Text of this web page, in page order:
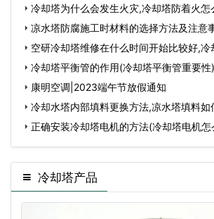
冷却塔为什么会发生火灾,冷却塔防着火
凉水塔防腐施工时材料的选择方法及注意
空研冷却塔维修在什么时间开始比较好,冷
做…冷却塔平衡管的作用(冷却塔平衡管重要
康明空调|2023端午节放假通知
冷却水塔内部填料更换方法,凉水塔填料
正确安装冷却塔电机的方法(冷却塔电机
冷却塔产品